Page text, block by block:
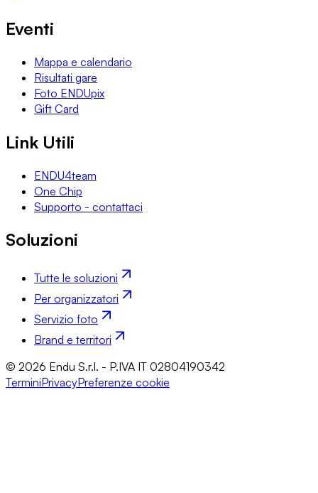
Eventi
Mappa e calendario
Risultati gare
Foto ENDUpix
Gift Card
Link Utili
ENDU4team
One Chip
Supporto - contattaci
Soluzioni
Tutte le soluzioni
Per organizzatori
Servizio foto
Brand e territori
© 2026 Endu S.r.l. - P.IVA IT 02804190342
TerminiPrivacyPreferenze cookie